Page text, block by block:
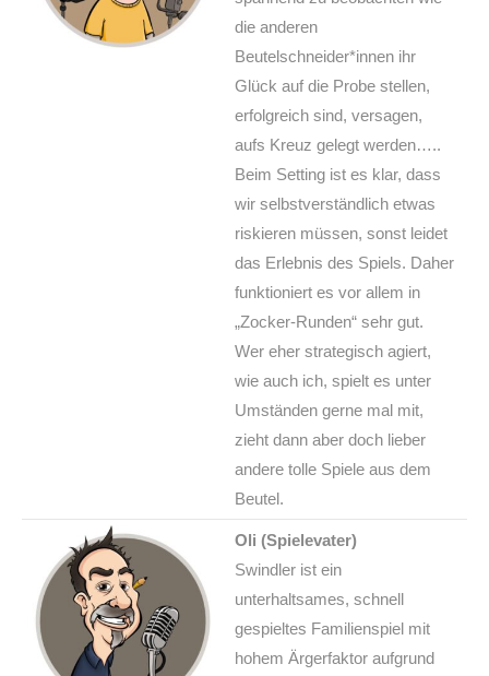
die anderen
Beutelschneider*innen ihr
Glück auf die Probe stellen,
erfolgreich sind, versagen,
aufs Kreuz gelegt werden…..
Beim Setting ist es klar, dass
wir selbstverständlich etwas
riskieren müssen, sonst leidet
das Erlebnis des Spiels. Daher
funktioniert es vor allem in
„Zocker-Runden“ sehr gut.
Wer eher strategisch agiert,
wie auch ich, spielt es unter
Umständen gerne mal mit,
zieht dann aber doch lieber
andere tolle Spiele aus dem
Beutel.
Oli (Spielevater)
Swindler ist ein
unterhaltsames, schnell
gespieltes Familienspiel mit
hohem Ärgerfaktor aufgrund